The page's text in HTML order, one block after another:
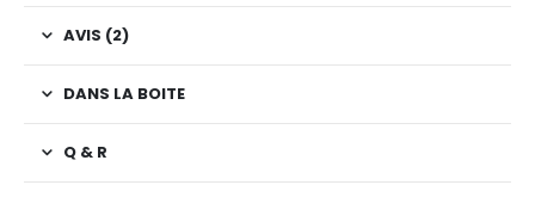
AVIS (2)
DANS LA BOITE
Q & R